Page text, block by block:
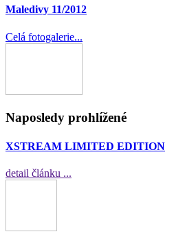
Maledivy 11/2012
Celá fotogalerie...
Naposledy prohlížené
XSTREAM LIMITED EDITION
detail článku ...